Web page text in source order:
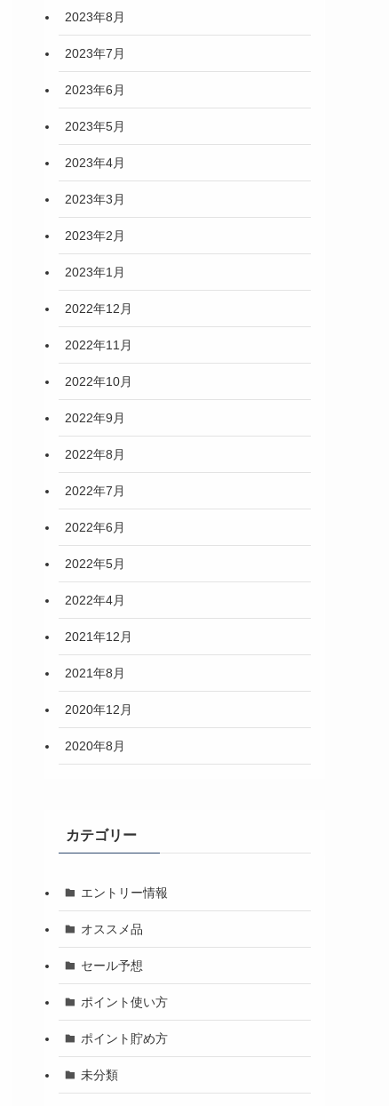
2023年8月
2023年7月
2023年6月
2023年5月
2023年4月
2023年3月
2023年2月
2023年1月
2022年12月
2022年11月
2022年10月
2022年9月
2022年8月
2022年7月
2022年6月
2022年5月
2022年4月
2021年12月
2021年8月
2020年12月
2020年8月
カテゴリー
エントリー情報
オススメ品
セール予想
ポイント使い方
ポイント貯め方
未分類